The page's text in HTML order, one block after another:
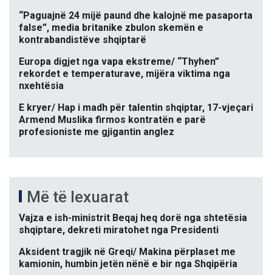
“Paguajnë 24 mijë paund dhe kalojnë me pasaporta
false”, media britanike zbulon skemën e
kontrabandistëve shqiptarë
Europa digjet nga vapa ekstreme/ “Thyhen”
rekordet e temperaturave, mijëra viktima nga
nxehtësia
E kryer/ Hap i madh për talentin shqiptar, 17-vjeçari
Armend Muslika firmos kontratën e parë
profesioniste me gjigantin anglez
Më të lexuarat
Vajza e ish-ministrit Beqaj heq dorë nga shtetësia
shqiptare, dekreti miratohet nga Presidenti
Aksident tragjik në Greqi/ Makina përplaset me
kamionin, humbin jetën nënë e bir nga Shqipëria